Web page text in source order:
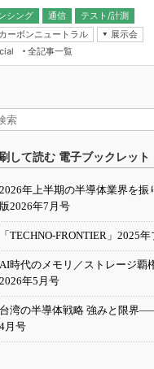
シング
通信
テスト/計測
カーボンニュートラル
展示会
ピューティング
全記事一覧
して読む 電子ブックレット
2026年上半期の半導体業界を
版2026年7月号
「TECHNO-FRONTIER」2025
AI時代のメモリ／ストレージ
2026年5月号
台湾の半導体戦略 強みと限界
4月号